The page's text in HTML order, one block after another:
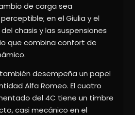
de carga sea
en el Giulia y el
chasis y las suspensiones
que combina confort de
desempeña un papel
Alfa Romeo. El cuatro
del 4C tiene un timbre
casi mecánico en el